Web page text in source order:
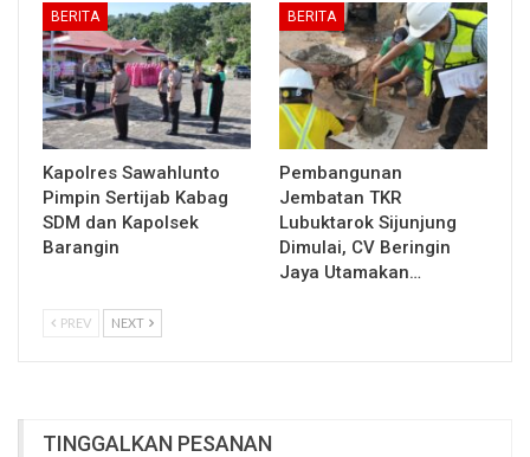
BERITA
Kapolres Sawahlunto
Pimpin Sertijab Kabag
SDM dan Kapolsek
Barangin
BERITA
Pembangunan
Jembatan TKR
Lubuktarok Sijunjung
Dimulai, CV Beringin
Jaya Utamakan…
PREV NEXT
TINGGALKAN PESANAN